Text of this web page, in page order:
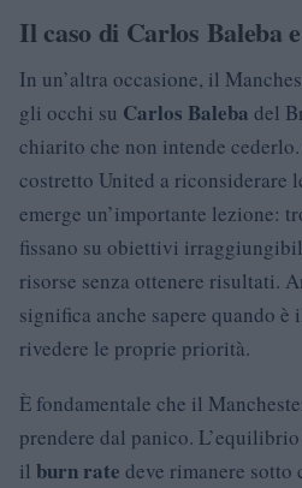
Il caso di Carlos Baleba
In un’altra occasione, il
gli occhi su Carlos Baleba del
chiarito che non intende
costretto United a riconsiderare
emerge un’importante lezione:
fissano su obiettivi
risorse senza ottenere risultati.
significa anche sapere quando
rivedere le proprie priorità.
È fondamentale che il
prendere dal panico.
il burn rate deve rimanere